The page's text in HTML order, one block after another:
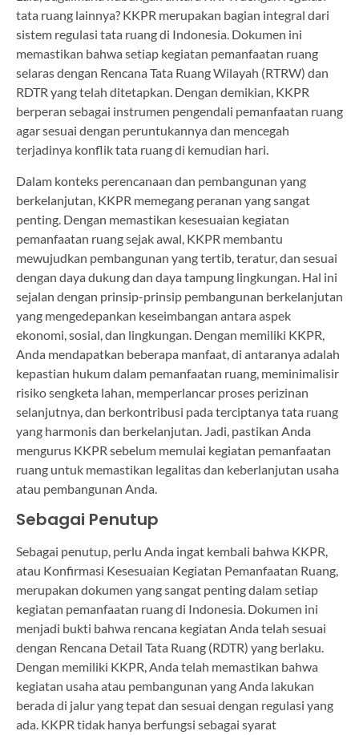
tata ruang lainnya? KKPR merupakan bagian integral dari
sistem regulasi tata ruang di Indonesia. Dokumen ini
memastikan bahwa setiap kegiatan pemanfaatan ruang
selaras dengan Rencana Tata Ruang Wilayah (RTRW) dan
RDTR yang telah ditetapkan. Dengan demikian, KKPR
berperan sebagai instrumen pengendali pemanfaatan ruang
agar sesuai dengan peruntukannya dan mencegah
terjadinya konflik tata ruang di kemudian hari.
Dalam konteks perencanaan dan pembangunan yang
berkelanjutan, KKPR memegang peranan yang sangat
penting. Dengan memastikan kesesuaian kegiatan
pemanfaatan ruang sejak awal, KKPR membantu
mewujudkan pembangunan yang tertib, teratur, dan sesuai
dengan daya dukung dan daya tampung lingkungan. Hal ini
sejalan dengan prinsip-prinsip pembangunan berkelanjutan
yang mengedepankan keseimbangan antara aspek
ekonomi, sosial, dan lingkungan. Dengan memiliki KKPR,
Anda mendapatkan beberapa manfaat, di antaranya adalah
kepastian hukum dalam pemanfaatan ruang, meminimalisir
risiko sengketa lahan, memperlancar proses perizinan
selanjutnya, dan berkontribusi pada terciptanya tata ruang
yang harmonis dan berkelanjutan. Jadi, pastikan Anda
mengurus KKPR sebelum memulai kegiatan pemanfaatan
ruang untuk memastikan legalitas dan keberlanjutan usaha
atau pembangunan Anda.
Sebagai Penutup
Sebagai penutup, perlu Anda ingat kembali bahwa KKPR,
atau Konfirmasi Kesesuaian Kegiatan Pemanfaatan Ruang,
merupakan dokumen yang sangat penting dalam setiap
kegiatan pemanfaatan ruang di Indonesia. Dokumen ini
menjadi bukti bahwa rencana kegiatan Anda telah sesuai
dengan Rencana Detail Tata Ruang (RDTR) yang berlaku.
Dengan memiliki KKPR, Anda telah memastikan bahwa
kegiatan usaha atau pembangunan yang Anda lakukan
berada di jalur yang tepat dan sesuai dengan regulasi yang
ada. KKPR tidak hanya berfungsi sebagai syarat